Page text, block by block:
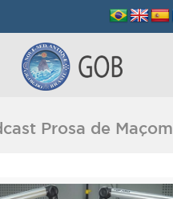
Prosa de Maçom